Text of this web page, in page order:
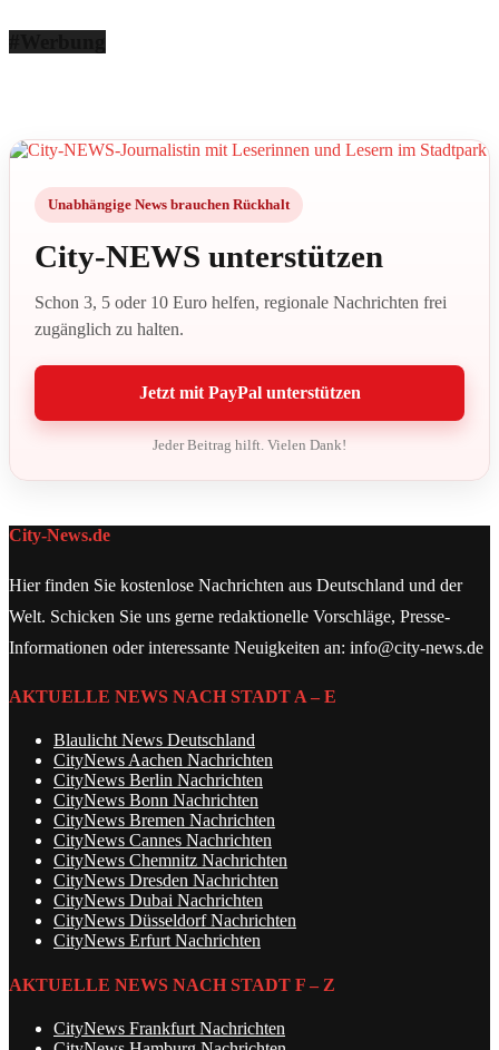
Unabhängige News brauchen Rückhalt
City-NEWS unterstützen
Schon 3, 5 oder 10 Euro helfen, regionale Nachrichten frei
zugänglich zu halten.
Jetzt mit PayPal unterstützen
Jeder Beitrag hilft. Vielen Dank!
City-News.de
Hier finden Sie kostenlose Nachrichten aus Deutschland und der
Welt. Schicken Sie uns gerne redaktionelle Vorschläge, Presse-
Informationen oder interessante Neuigkeiten an: info@city-news.de
AKTUELLE NEWS NACH STADT A – E
Blaulicht News Deutschland
CityNews Aachen Nachrichten
CityNews Berlin Nachrichten
CityNews Bonn Nachrichten
CityNews Bremen Nachrichten
CityNews Cannes Nachrichten
CityNews Chemnitz Nachrichten
CityNews Dresden Nachrichten
CityNews Dubai Nachrichten
CityNews Düsseldorf Nachrichten
CityNews Erfurt Nachrichten
AKTUELLE NEWS NACH STADT F – Z
CityNews Frankfurt Nachrichten